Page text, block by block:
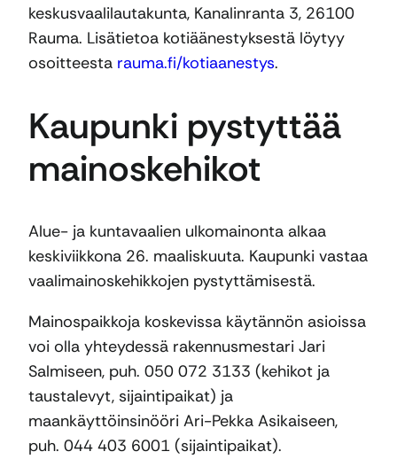
keskusvaalilautakunta, Kanalinranta 3, 26100
Rauma. Lisätietoa kotiäänestyksestä löytyy
osoitteesta rauma.fi/kotiaanestys.
Kaupunki pystyttää
mainoskehikot
Alue- ja kuntavaalien ulkomainonta alkaa
keskiviikkona 26. maaliskuuta. Kaupunki vastaa
vaalimainoskehikkojen pystyttämisestä.
Mainospaikkoja koskevissa käytännön asioissa
voi olla yhteydessä rakennusmestari Jari
Salmiseen, puh. 050 072 3133 (kehikot ja
taustalevyt, sijaintipaikat) ja
maankäyttöinsinööri Ari-Pekka Asikaiseen,
puh. 044 403 6001 (sijaintipaikat).